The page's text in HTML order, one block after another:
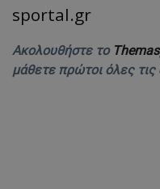
sportal.gr
Ακολουθήστε το
μάθετε πρώτοι όλες τις